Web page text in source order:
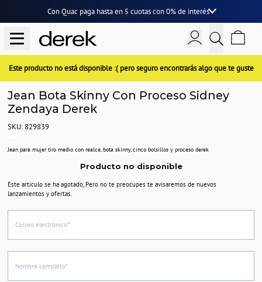
Con Quac paga hasta en 5 cuotascon0% de interés
Este producto no está disponible :( pero seguro encontrarás algo que te guste
Jean Bota Skinny Con Proceso Sidney
Zendaya Derek
SKU: 829839
Jean para mujer tiro medio con realce, bota skinny, cinco bolsillos y proceso derek
Producto no disponible
Este articulo se ha agotado, Pero no te preocupes te avisaremos de nuevos
lanzamientos y ofertas.
Correo electrónico*
Nombre completo*